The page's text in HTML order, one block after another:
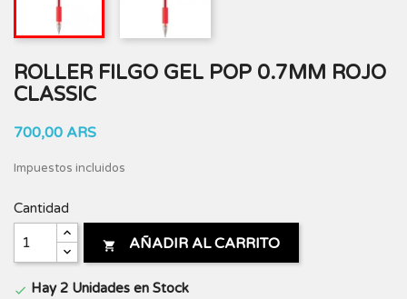
ROLLER FILGO GEL POP 0.7MM ROJO
CLASSIC
700,00 ARS
Impuestos incluidos
Cantidad
 AÑADIR AL CARRITO
 Hay 2 Unidades en Stock